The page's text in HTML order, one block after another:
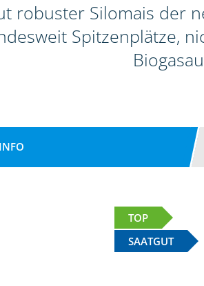
robuster Silomais der
Spitzenplätze,
TOP
SAATGUT